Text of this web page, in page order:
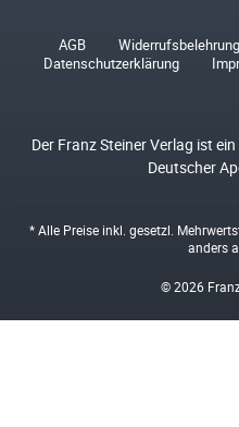
AGB Widerrufsbelehrung
Datenschutzerklärung
Der Franz Steiner Verlag ist
Deutscher
* Alle Preise inkl. gesetzl.
anders
© 2026